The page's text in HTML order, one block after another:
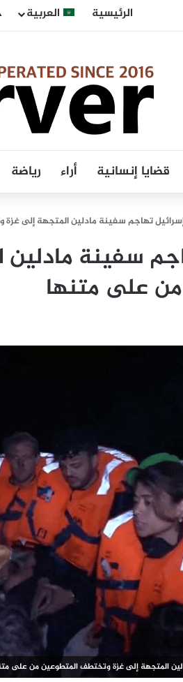
الرئيسية العربية
قضايا إنسانية أراء رياضة
تهاجم سفينة مادلين المتجهة إلى
سفينة
على متنها
المتجهة إلى غزة وتختطف المتطوعين من على